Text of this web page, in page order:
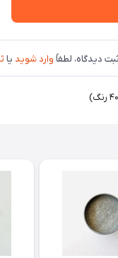
دیدگاه، لطفاً وارد شوید یا